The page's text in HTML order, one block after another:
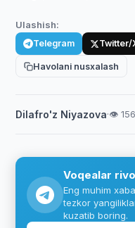
Ulashish:
Telegram Twitter/
Havolani nusxalash
Dilafro'z Niyazova·👁
Voqealar
Eng muhim
tezkor
kuzatib boring.